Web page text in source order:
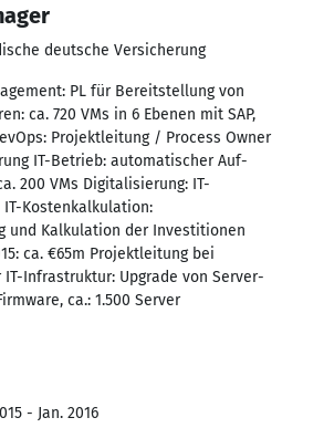
deutsche Versicherung
PL für Bereitstellung von
ca. 720 VMs in 6 Ebenen mit SAP,
Projektleitung / Process Owner
IT-Betrieb: automatischer Auf-
200 VMs Digitalisierung: IT-
Kostenkalkulation:
und Kalkulation der Investitionen
ca. €65m Projektleitung bei
Infrastruktur: Upgrade von Server-
ca.: 1.500 Server
- Jan. 2016